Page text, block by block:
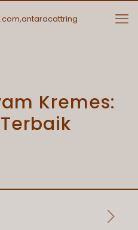
Kremes: